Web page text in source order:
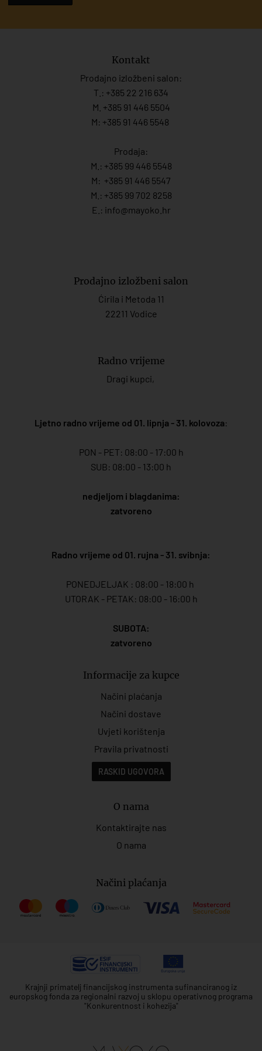
Kontakt
Prodajno izložbeni salon:
T.: +385 22 216 634
M. +385 91 446 5504
M: +385 91 446 5548
Prodaja:
M.: +385 99 446 5548
M: +385 91 446 5547
M.: +385 99 702 8258
E.: info@mayoko. hr
Prodajno izložbeni salon
Ćirila i Metoda 11
22211 Vodice
Radno vrijeme
Dragi kupci,
Ljetno radno vrijeme od 01. lipnja - 31. kolovoza:
PON - PET: 08:00 - 17:00 h
SUB: 08:00 - 13:00 h
nedjeljom i blagdanima:
zatvoreno
Radno vrijeme od 01. rujna - 31. svibnja:
PONEDJELJAK : 08:00 - 18:00 h
UTORAK - PETAK: 08:00 - 16:00 h
SUBOTA:
zatvoreno
Informacije za kupce
Načini plaćanja
Načini dostave
Uvjeti korištenja
Pravila privatnosti
RASKID UGOVORA
O nama
Kontaktirajte nas
O nama
Načini plaćanja
Krajnji primatelj financijskog instrumenta sufinanciranog iz
europskog fonda za regionalni razvoj u sklopu operativnog programa
"Konkurentnost i kohezija"